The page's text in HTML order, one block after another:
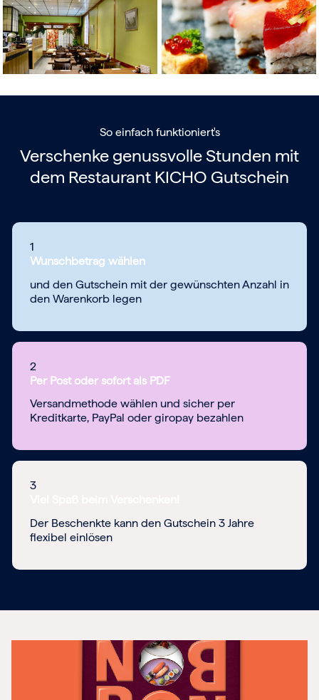
So einfach funktioniert's
Verschenke genussvolle Stunden mit
dem Restaurant KICHO Gutschein
1
Wunschbetrag wählen
und den Gutschein mit der gewünschten Anzahl in
den Warenkorb legen
2
Per Post oder sofort als PDF
Versandmethode wählen und sicher per
Kreditkarte, PayPal oder giropay bezahlen
3
Der Beschenkte kann den Gutschein 3 Jahre
flexibel einlösen